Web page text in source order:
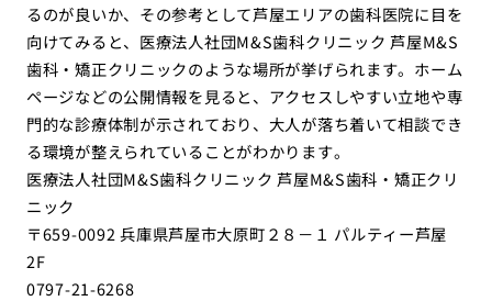
るのが良いか、その参考として芦屋エリアの歯科医院に目を
向けてみると、医療法人社団M&S歯科クリニック 芦屋M&S
歯科・矯正クリニックのような場所が挙げられます。ホーム
ページなどの公開情報を見ると、アクセスしやすい立地や専
門的な診療体制が示されており、大人が落ち着いて相談でき
る環境が整えられていることがわかります。
医療法人社団M&S歯科クリニック 芦屋M&S歯科・矯正クリ
ニック
〒659-0092 兵庫県芦屋市大原町２８－１ パルティー芦屋
2F
0797-21-6268